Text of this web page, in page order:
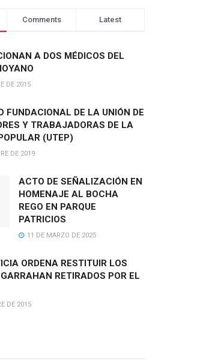
Comments Latest
A DOS MÉDICOS DEL
DE 2015
FUNDACIONAL DE LA UNIÓN DE
Y TRABAJADORAS DE LA
(UTEP)
DE 2019
ACTO DE SEÑALIZACIÓN EN
HOMENAJE AL BOCHA
REGO EN PARQUE
PATRICIOS
11 DE MARZO DE 2025
ORDENA RESTITUIR LOS
RETIRADOS POR EL
DE 2015